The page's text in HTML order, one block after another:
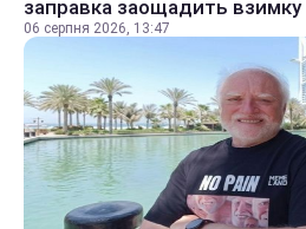
заправка заощадить взимку
06 серпня 2026, 13:47